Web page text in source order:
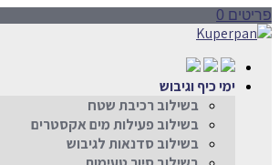
פריטים 0
ימי כיף וגיבוש
בשילוב רכיבת שטח
בשילוב פעילות מים אקסטרים
בשילוב סדנאות לגיבוש